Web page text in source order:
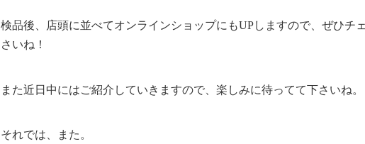
検品後、店頭に並べてオンラインショップにもUPしますので、ぜひチ
さいね！
また近日中にはご紹介していきますので、楽しみに待ってて下さいね。
それでは、また。